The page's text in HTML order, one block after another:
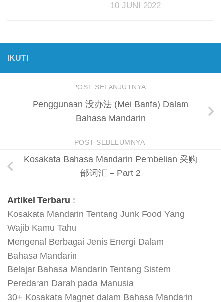
10 JUNI 2022
IKUTI
POST SELANJUTNYA
Penggunaan 没办法 (Mei Banfa) Dalam
Bahasa Mandarin
POST SEBELUMNYA
Kosakata Bahasa Mandarin Pembelian 采购
部词汇 – Part 2
Artikel Terbaru :
Kosakata Mandarin Tentang Junk Food Yang
Wajib Kamu Tahu
Mengenal Berbagai Jenis Energi Dalam
Bahasa Mandarin
Belajar Bahasa Mandarin Tentang Sistem
Peredaran Darah pada Manusia
30+ Kosakata Magnet dalam Bahasa Mandarin